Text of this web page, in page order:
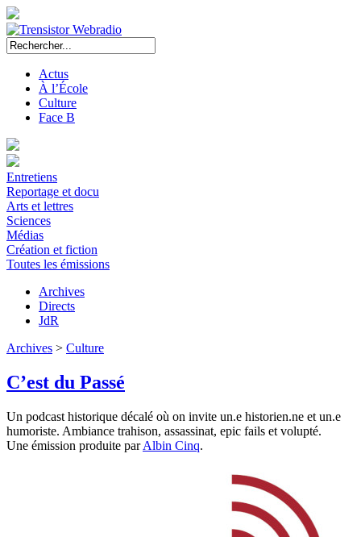
Actus
À l’École
Culture
Face B
Entretiens
Reportage et docu
Arts et lettres
Sciences
Médias
Création et fiction
Toutes les émissions
Archives
Directs
JdR
Archives > Culture
C’est du Passé
Un podcast historique décalé où on invite un.e historien.ne et un.e
humoriste. Ambiance trahison, assassinat, epic fails et volupté.
Une émission produite parAlbin Cinq.